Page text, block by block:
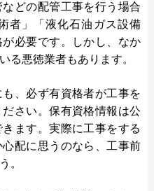
どの配管工事を行う場合
者」「液化石油ガス設備
必要です。しかし、なか
る悪徳業者もあります。
、必ず有資格者が工事を
さい。保有資格情報は公
ます。実際に工事をする
配に思うのなら、工事前
。